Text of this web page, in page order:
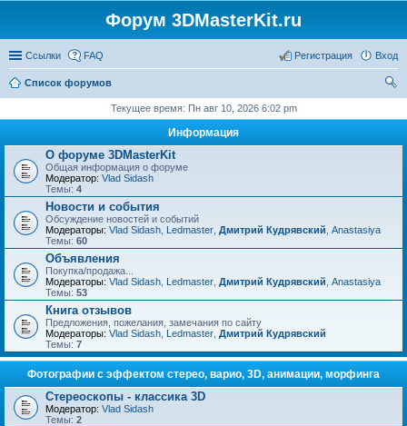
Форум 3DMasterKit.ru
Ссылки FAQ Вход
Регистрация
Список форумов
Текущее время: Пн авг 10, 2026 6:02 pm
Информация
О форуме 3DMasterKit
Общая информация о форуме
Модератор: Vlad Sidash
Темы: 4
Новости и события
Обсуждение новостей и событий
Модераторы: Vlad Sidash Ledmaster Дмитрий Кудрявский Anastasiya
Темы: 60
Объявления
Покупка/продажа...
Модераторы: Vlad Sidash Ledmaster Дмитрий Кудрявский Anastasiya
Темы: 53
Книга отзывов
Предложения, пожелания, замечания по сайту
Модераторы: Vlad Sidash Ledmaster Дмитрий Кудрявский
Темы: 7
Фотографии с эффектом стерео, варио, 3D, анимации, морфинга
Стереоскопы - классика 3D
Модератор: Vlad Sidash
Темы: 2